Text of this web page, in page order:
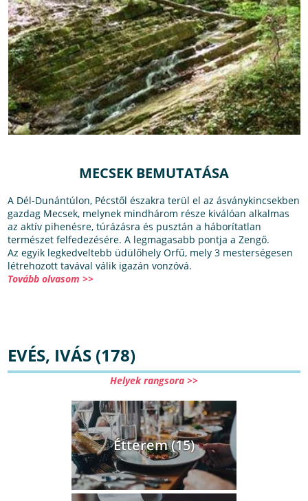
MECSEK BEMUTATÁSA
A Dél-Dunántúlon, Pécstől északra terül el az ásványkincsekben
gazdag Mecsek, melynek mindhárom része kiválóan alkalmas
az aktív pihenésre, túrázásra és pusztán a háborítatlan
természet felfedezésére. A legmagasabb pontja a Zengő.
Az egyik legkedveltebb üdülőhely Orfű, mely 3 mesterségesen
létrehozott tavával válik igazán vonzóvá.
Tovább olvasom >>
EVÉS, IVÁS (178)
Helyek rangsora >>
Étterem (15)